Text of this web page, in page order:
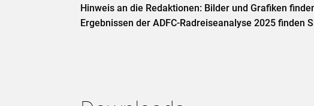
Hinweis an die Redaktionen: Bilder und Grafiken
Ergebnissen der ADFC-Radreiseanalyse 2025 finden